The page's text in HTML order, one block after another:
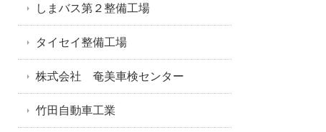
しまバス第２整備工場
タイセイ整備工場
株式会社 奄美車検センター
竹田自動車工業